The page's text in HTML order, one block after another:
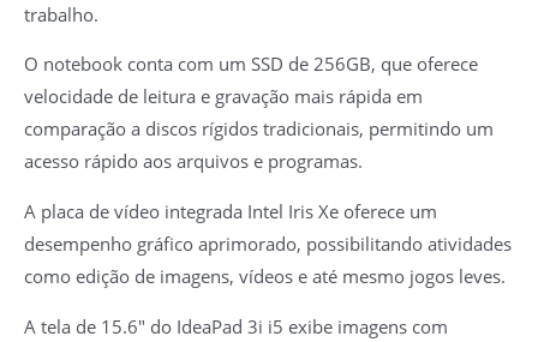
trabalho.
O notebook conta com um SSD de 256GB, que oferece
velocidade de leitura e gravação mais rápida em
comparação a discos rígidos tradicionais, permitindo um
acesso rápido aos arquivos e programas.
A placa de vídeo integrada Intel Iris Xe oferece um
desempenho gráfico aprimorado, possibilitando atividades
como edição de imagens, vídeos e até mesmo jogos leves.
A tela de 15.6″ do IdeaPad 3i i5 exibe imagens com